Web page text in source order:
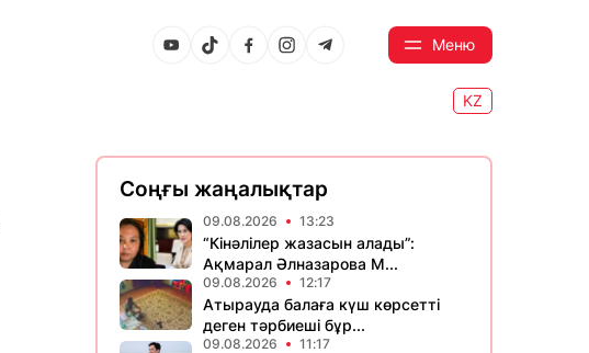
Меню
KZ
Соңғы жаңалықтар
09.08.2026 13:23
“Кінәлілер жазасын алады”:
Ақмарал Әлназарова М...
09.08.2026 12:17
Атырауда балаға күш көрсетті
деген тәрбиеші бұр...
09.08.2026 11:17